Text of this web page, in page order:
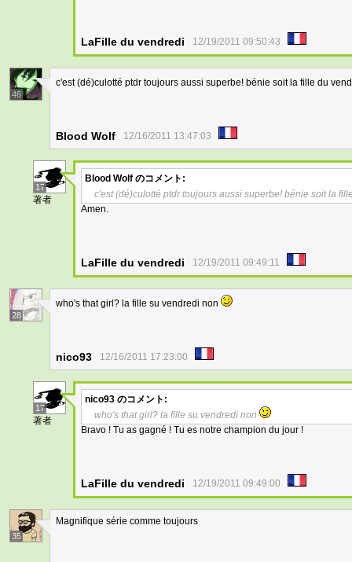
LaFille du vendredi 12/19/2011 09:50:43
46
c'est (dé)culotté ptdr toujours aussi superbe! bénie soit la fille du
Blood Wolf 12/16/2011 13:47:03
17
著者
Blood Wolf のコメント:
c'est (dé)culotté ptdr toujours aussi superbe! bénie soit la
Amen.
LaFille du vendredi 12/19/2011 09:49:11
28
who's that girl? la fille su vendredi non
nico93 12/16/2011 17:23:00
17
著者
nico93 のコメント:
who's that girl? la fille su vendredi non
Bravo ! Tu as gagné ! Tu es notre champion du jour !
LaFille du vendredi 12/19/2011 09:49:00
35
Magnifique série comme toujours